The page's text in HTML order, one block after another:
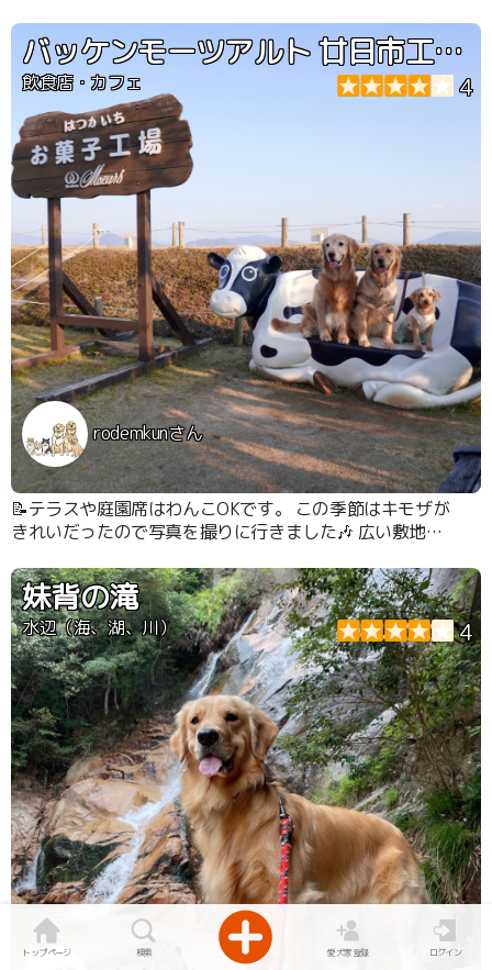
バッケンモーツアルト 廿日市工場直売店
飲食店・カフェ 4
rodemkunさん
📝テラスや庭園席はわんこOKです。 この季節はキモザが
きれいだったので写真を撮りに行きました🎶 広い敷地で
られます🍰
妹背の滝
水辺（海、湖、川） 4
トップページ 検索 愛犬家登録 ログイン